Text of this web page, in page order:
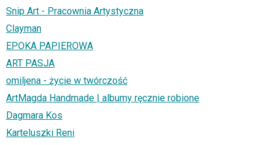
Snip Art - Pracownia Artystyczna
Clayman
EPOKA PAPIEROWA
ART PASJA
omiljena - życie w twórczość
ArtMagda Handmade | albumy ręcznie robione
Dagmara Kos
Karteluszki Reni